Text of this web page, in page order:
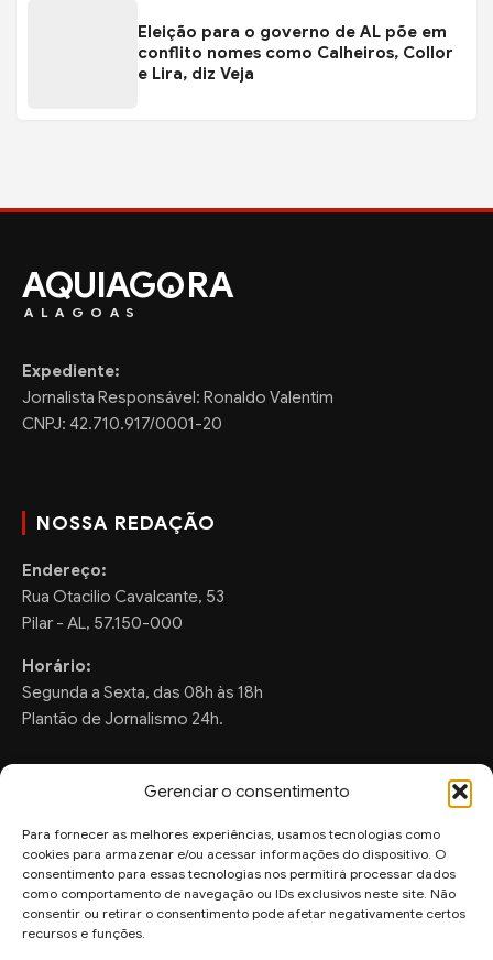
Gerenciar o consentimento
Para fornecer as melhores experiências, usamos tecnologias como
cookies para armazenar e/ou acessar informações do dispositivo. O
consentimento para essas tecnologias nos permitirá processar dados
como comportamento de navegação ou IDs exclusivos neste site. Não
consentir ou retirar o consentimento pode afetar negativamente certos
recursos e funções.
Eleição para o governo de AL põe em
conflito nomes como Calheiros, Collor
e Lira, diz Veja
AQUIAG RA
ALAGOAS
Expediente:
Jornalista Responsável: Ronaldo Valentim
CNPJ: 42.710.917/0001-20
NOSSA REDAÇÃO
Endereço:
Rua Otacilio Cavalcante, 53
Pilar - AL, 57.150-000
Horário:
Segunda a Sexta, das 08h às 18h
Plantão de Jornalismo 24h.
Sugestões de Pauta:
ronaldo.valentim150@gmail.com
WhatsApp Redação: